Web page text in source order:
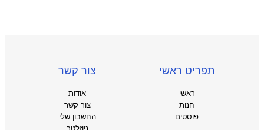
תפריט ראשי
פוסטים
צור קשר
צור קשר
החשבון שלי